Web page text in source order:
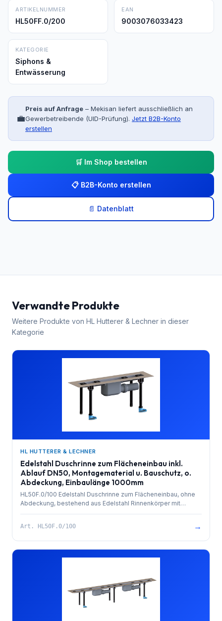
ARTIKELNUMMER
HL50FF.0/200
EAN
9003076033423
KATEGORIE
Siphons &
Entwässerung
💼
Preis auf Anfrage – Mekisan liefert ausschließlich an
Gewerbetreibende (UID-Prüfung). Jetzt B2B-Konto
erstellen
🛒 Im Shop bestellen
📋 B2B-Konto erstellen
📄 Datenblatt
Verwandte Produkte
Weitere Produkte von HL Hutterer & Lechner in dieser
Kategorie
HL HUTTERER & LECHNER
Edelstahl Duschrinne zum Flächeneinbau inkl.
Ablauf DN50, Montagematerial u. Bauschutz, o.
Abdeckung, Einbaulänge 1000mm
HL50F.0/100 Edelstahl Duschrinne zum Flächeneinbau, ohne
Abdeckung, bestehend aus Edelstahl Rinnenkörper mit
besandetem Flansch zur Anbindung an Verbundabdichtungen,
herausziehbarem Geruchsverschluss. Rinnenkörper mit
Selbstreinigungseffekt durch innenliegendes Gefälle.
Ablaufleistung 0,8 l/sek. 4 Stk. höhenverstellbare,
schallentkoppelte Montagefüße und Bauschutz. Einbaulänge
Art. HL50F.0/100 →